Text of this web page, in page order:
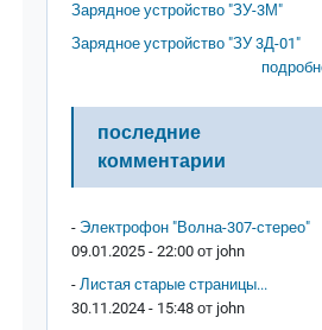
Зарядное устройство "ЗУ-3М"
Зарядное устройство "ЗУ 3Д-01"
последние
комментарии
- Электрофон "Волна-307-стерео"
09.01.2025 - 22:00 от john
- Листая старые страницы...
30.11.2024 - 15:48 от john